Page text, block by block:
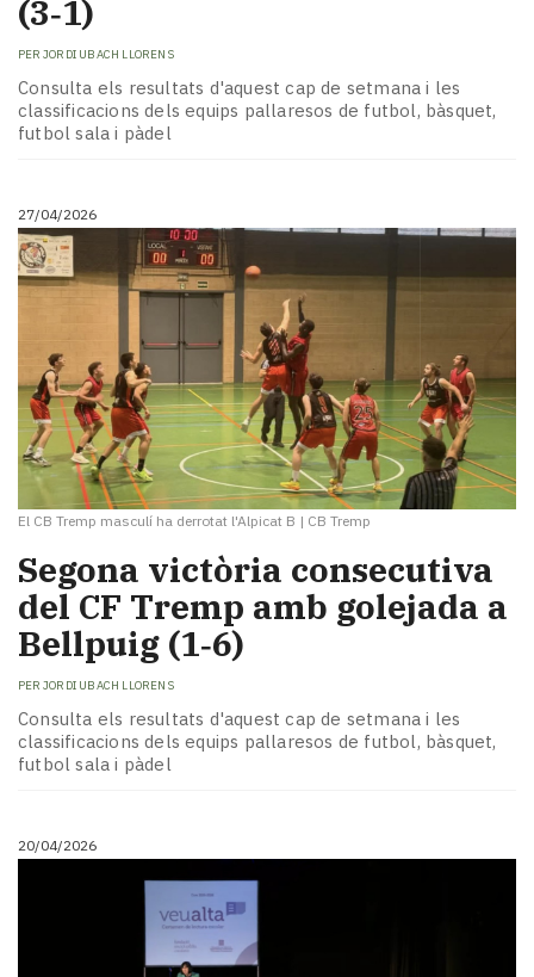
(3‑1)
PER JORDI UBACH LLORENS
Consulta els resultats d'aquest cap de setmana i les
classificacions dels equips pallaresos de futbol, bàsquet,
futbol sala i pàdel
27/04/2026
El CB Tremp masculí ha derrotat l'Alpicat B | CB Tremp
Segona victòria consecutiva
del CF Tremp amb golejada a
Bellpuig (1‑6)
PER JORDI UBACH LLORENS
Consulta els resultats d'aquest cap de setmana i les
classificacions dels equips pallaresos de futbol, bàsquet,
futbol sala i pàdel
20/04/2026